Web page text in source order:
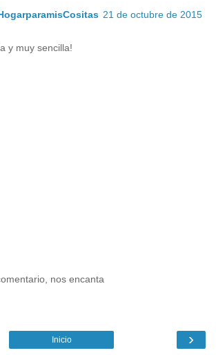
21 de octubre de 2015
y muy sencilla!
nos encanta
›
Inicio